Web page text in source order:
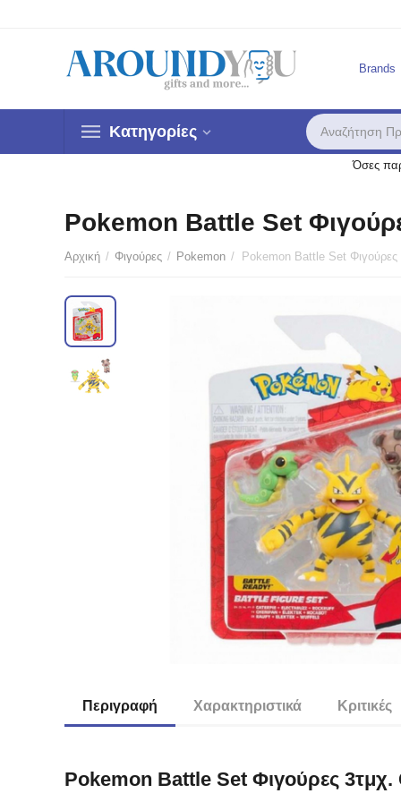
Brands
Κατηγορίες
Όσες
Pokemon Battle Set
Αρχική / Φιγούρες / Pokemon /
Περιγραφή Χαρακτηριστικά Κριτικές
Pokemon Battle Set Φιγούρες